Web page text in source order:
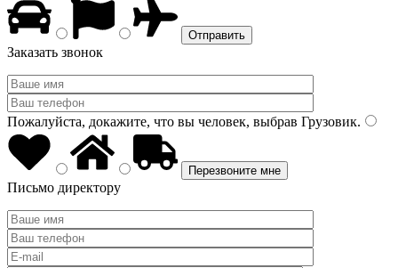
Заказать звонок
Пожалуйста, докажите, что вы человек, выбрав Грузовик.
Письмо директору